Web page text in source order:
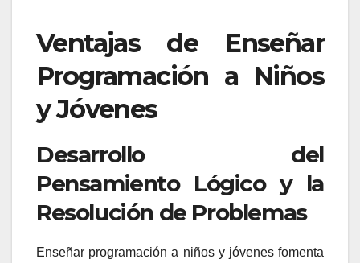
Ventajas de Enseñar
Programación a Niños
y Jóvenes
Desarrollo del
Pensamiento Lógico y la
Resolución de Problemas
Enseñar programación a niños y jóvenes fomenta